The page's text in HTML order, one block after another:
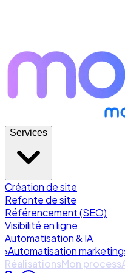
Services
Création de site
Refonte de site
Référencement (SEO)
Visibilité en ligne
Automatisation & IA
›Automatisation marketing
RéalisationsMon process